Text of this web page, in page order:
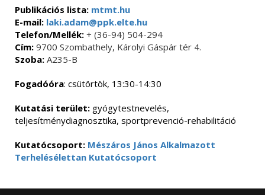
Publikációs lista: mtmt.hu
E-mail: laki.adam@ppk.elte.hu
Telefon/Mellék: + (36-94) 504-294
Cím: 9700 Szombathely, Károlyi Gáspár tér 4.
Szoba: A235-B
Fogadóóra: csütörtök, 13:30-14:30
Kutatási terület: gyógytestnevelés,
teljesítménydiagnosztika, sportprevenció-rehabilitáció
Kutatócsoport: Mészáros János Alkalmazott
Terhelésélettan Kutatócsoport